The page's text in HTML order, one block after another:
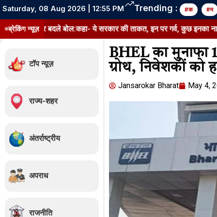
Saturday, 08 Aug 2026 | 12:55 PM Trending : #क #म
ब्रेकिंग न्यूज़
बदले बोल:कहा- ये सरकार की ताकत, इन पर गर्व, कुछ इनका नाम खराब कर
टॉप न्यूज़
राज्य-शहर
अंतर्राष्ट्रीय
अपराध
राजनीति
BHEL का मुनाफा
ग्रोथ, निवेशकों को
Jansarokar Bharat May 4,